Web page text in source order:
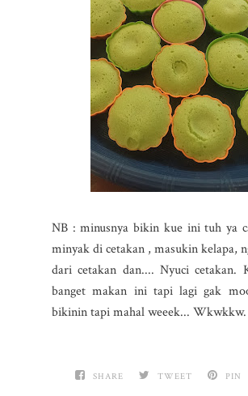
NB : minusnya bikin kue ini tuh ya
minyak di cetakan , masukin kelapa,
dari cetakan dan.... Nyuci cetakan.
banget makan ini tapi lagi gak
bikinin tapi mahal weeek... Wkwkkw.
SHARE TWEET PIN